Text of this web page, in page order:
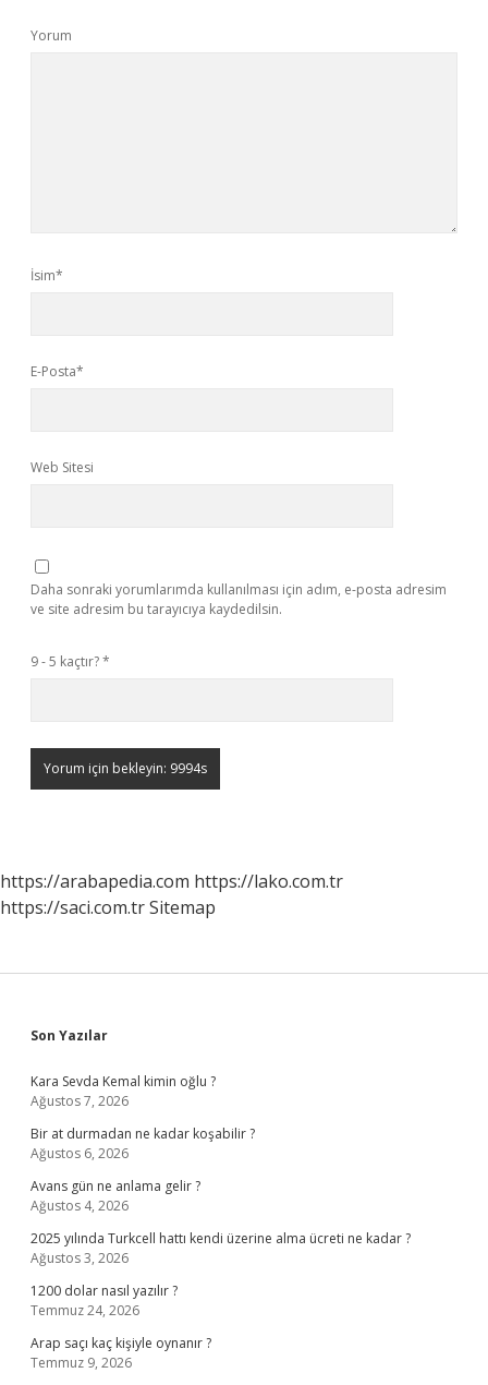
Yorum
İsim*
E-Posta*
Web Sitesi
Daha sonraki yorumlarımda kullanılması için adım, e-posta adresim
ve site adresim bu tarayıcıya kaydedilsin.
9 - 5 kaçtır?*
https://arabapedia.com https://lako.com.tr
https://saci.com.trSitemap
Sidebar
Son Yazılar
Kara Sevda Kemal kimin oğlu ?
Ağustos 7, 2026
Bir at durmadan ne kadar koşabilir ?
Ağustos 6, 2026
Avans gün ne anlama gelir ?
Ağustos 4, 2026
2025 yılında Turkcell hattı kendi üzerine alma ücreti ne kadar ?
Ağustos 3, 2026
1200 dolar nasıl yazılır ?
Temmuz 24, 2026
Arap saçı kaç kişiyle oynanır ?
Temmuz 9, 2026